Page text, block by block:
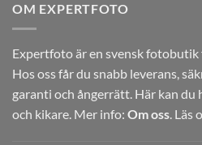
OM EXPERTFOTO
Expertfoto är en svensk
Hos oss får du snabb leverans,
garanti och ångerrätt. Här kan
och kikare. Mer info: Om oss. Läs